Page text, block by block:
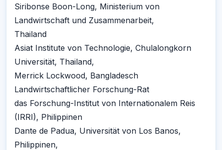
Siribonse Boon-Long, Ministerium von
Landwirtschaft und Zusammenarbeit,
Thailand
Asiat Institute von Technologie, Chulalongkorn
Universität, Thailand,
Merrick Lockwood, Bangladesch
Landwirtschaftlicher Forschung-Rat
das Forschung-Institut von Internationalem Reis
(IRRI), Philippinen
Dante de Padua, Universität von Los Banos,
Philippinen,